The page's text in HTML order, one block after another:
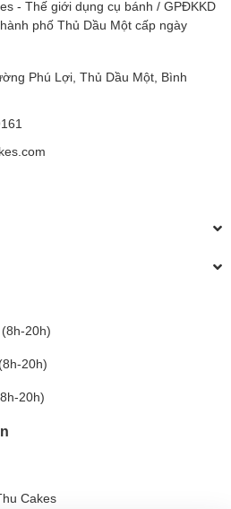
- Thế giới dụng cụ bánh / GPĐKKD
phố Thủ Dầu Một cấp ngày
Phú Lợi, Thủ Dầu Một, Bình
(8h-20h)
(8h-20h)
20h)
Cakes